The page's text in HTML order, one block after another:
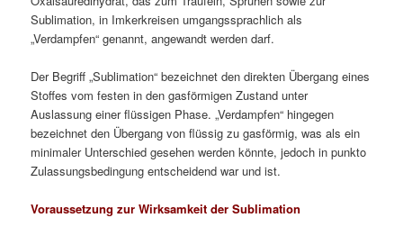
Sublimation, in Imkerkreisen umgangssprachlich als
„Verdampfen“ genannt, angewandt werden darf.
Der Begriff „Sublimation“ bezeichnet den direkten Übergang eines
Stoffes vom festen in den gasförmigen Zustand unter
Auslassung einer flüssigen Phase. „Verdampfen“ hingegen
bezeichnet den Übergang von flüssig zu gasförmig, was als ein
minimaler Unterschied gesehen werden könnte, jedoch in punkto
Zulassungsbedingung entscheidend war und ist.
Voraussetzung zur Wirksamkeit der Sublimation